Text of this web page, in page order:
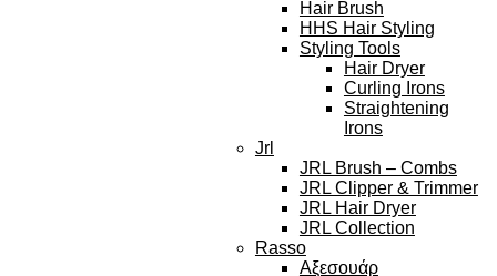
Hair Brush
HHS Hair Styling
Styling Tools
Hair Dryer
Curling Irons
Straightening
Irons
Jrl
JRL Brush – Combs
JRL Clipper & Trimmer
JRL Hair Dryer
JRL Collection
Rasso
Αξεσουάρ